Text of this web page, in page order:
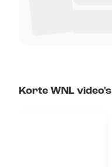
Korte WNL video's